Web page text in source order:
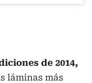
de 2014,
láminas más